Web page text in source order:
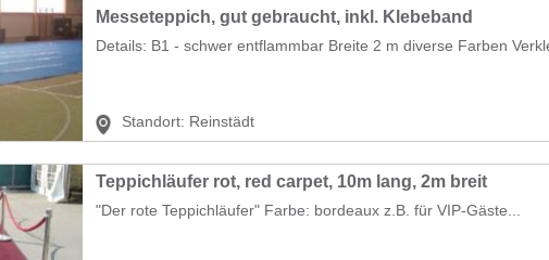
Messeteppich, gut gebraucht, inkl. Klebeband
Details: B1 - schwer entflammbar Breite 2 m diverse Farben
Standort: Reinstädt
Teppichläufer rot, red carpet, 10m lang, 2m breit
"Der rote Teppichläufer" Farbe: bordeaux z.B. für VIP-Gäste...